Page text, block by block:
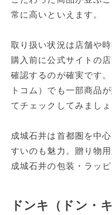
常に高いといえます。
取り扱い状況は店舗や
購入前に公式サイトの
確認するのが確実です
トコム）でも一部商品
てチェックしてみましょ
成城石井は首都圏を中
すいのも魅力。贈り物
成城石井の包装・ラッ
ドンキ（ドン・